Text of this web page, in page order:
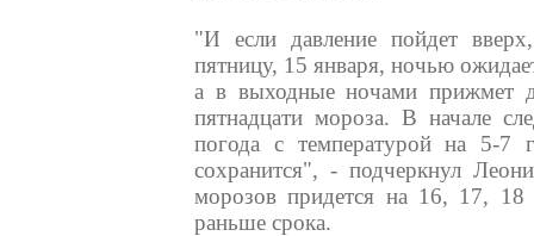
"И если давление пойдет
пятницу, 15 января, ночью
а в выходные ночами прижмет
пятнадцати мороза. В начале
погода с температурой на 5-7
сохранится", - подчеркнул
морозов придется на 16, 17,
раньше срока.